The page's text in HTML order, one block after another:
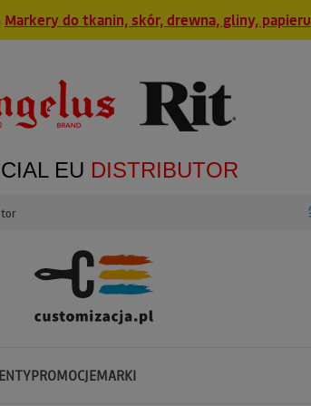
Markery do tkanin, skór, drewna, gliny, papieru
EU DISTRIBUTOR
PROMOCJEMARKI